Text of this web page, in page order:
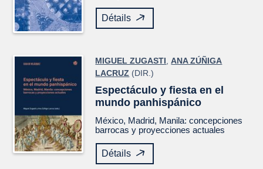
Détails
MIGUEL ZUGASTI ,ANA ZÚÑIGA
LACRUZ (DIR.)
Espectáculo y fiesta en el
mundo panhispánico
México, Madrid, Manila: concepciones
barrocas y proyecciones actuales
Détails